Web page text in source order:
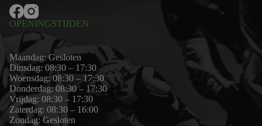
OPENINGSTIJDEN
Maandag: Gesloten
Dinsdag: 08:30 – 17:30
Woensdag: 08:30 – 17:30
Donderdag: 08:30 – 17:30
Vrijdag: 08:30 – 17:30
Zaterdag: 08:30 – 16:00
Zondag: Gesloten